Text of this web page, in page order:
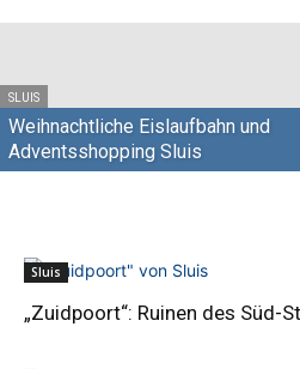
SLUIS
Weihnachtliche Eislaufbahn und
Adventsshopping Sluis
Sluis
„Zuidpoort“: Ruinen des Süd-